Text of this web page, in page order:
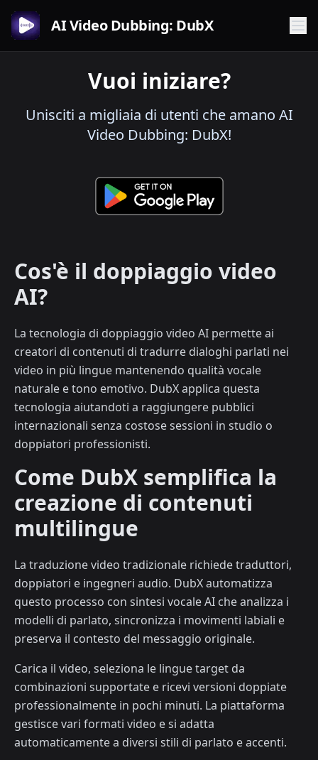
AI Video Dubbing: DubX
Vuoi iniziare?
Unisciti a migliaia di utenti che amano AI
Video Dubbing: DubX!
Cos'è il doppiaggio video
AI?
La tecnologia di doppiaggio video AI permette ai
creatori di contenuti di tradurre dialoghi parlati nei
video in più lingue mantenendo qualità vocale
naturale e tono emotivo. DubX applica questa
tecnologia aiutandoti a raggiungere pubblici
internazionali senza costose sessioni in studio o
doppiatori professionisti.
Come DubX semplifica la
creazione di contenuti
multilingue
La traduzione video tradizionale richiede traduttori,
doppiatori e ingegneri audio. DubX automatizza
questo processo con sintesi vocale AI che analizza i
modelli di parlato, sincronizza i movimenti labiali e
preserva il contesto del messaggio originale.
Carica il video, seleziona le lingue target da
combinazioni supportate e ricevi versioni doppiate
professionalmente in pochi minuti. La piattaforma
gestisce vari formati video e si adatta
automaticamente a diversi stili di parlato e accenti.